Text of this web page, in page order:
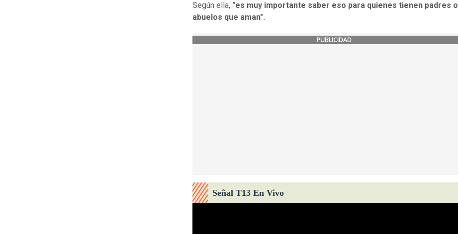
Según ella, "es muy importante saber eso para quienes tienen padres o
abuelos que aman".
PUBLICIDAD
Señal T13 En Vivo